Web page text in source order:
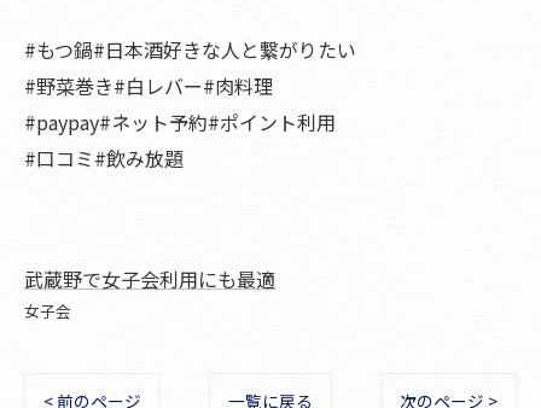
#もつ鍋#日本酒好きな人と繋がりたい
#野菜巻き#白レバー#肉料理
#paypay#ネット予約#ポイント利用
#口コミ#飲み放題
武蔵野で女子会利用にも最適
女子会
< 前のページ 一覧に戻る 次のページ >